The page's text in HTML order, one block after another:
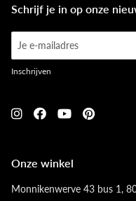
Onze winkel
Monnikenwerve 43 bus 1,
Schrijf je in op onze
Inschrijven